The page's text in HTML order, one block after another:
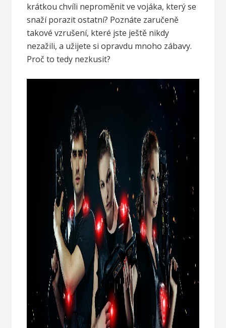
krátkou chvíli neproměnit ve vojáka, který se
snaží porazit ostatní? Poznáte zaručeně
takové vzrušení, které jste ještě nikdy
nezažili, a užijete si opravdu mnoho zábavy.
Proč to tedy nezkusit?